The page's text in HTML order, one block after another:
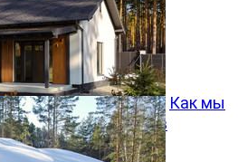
Как мы
Хвойный 96 в